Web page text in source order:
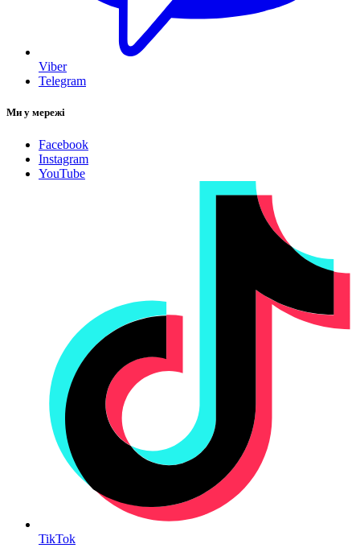
Viber
Telegram
Ми у мережі
Facebook
Instagram
YouTube
TikTok